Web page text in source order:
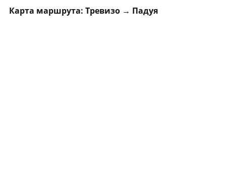
Карта маршрута: Тревизо → Падуя